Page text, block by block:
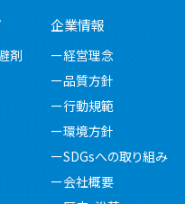
剤
企業情報
経営理念
品質方針
行動規範
環境方針
SDGsへの取り組み
会社概要